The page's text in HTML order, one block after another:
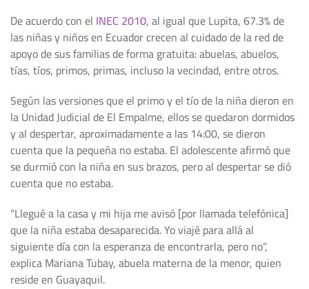
De acuerdo con el INEC 2010, al igual que Lupita, 67.3% de
las niñas y niños en Ecuador crecen al cuidado de la red de
apoyo de sus familias de forma gratuita: abuelas, abuelos,
tías, tíos, primos, primas, incluso la vecindad, entre otros.
Según las versiones que el primo y el tío de la niña dieron en
la Unidad Judicial de El Empalme, ellos se quedaron dormidos
y al despertar, aproximadamente a las 14:00, se dieron
cuenta que la pequeña no estaba. El adolescente afirmó que
se durmió con la niña en sus brazos, pero al despertar se dió
cuenta que no estaba.
“Llegué a la casa y mi hija me avisó [por llamada telefónica]
que la niña estaba desaparecida. Yo viajé para allá al
siguiente día con la esperanza de encontrarla, pero no”,
explica Mariana Tubay, abuela materna de la menor, quien
reside en Guayaquil.